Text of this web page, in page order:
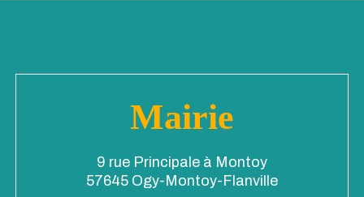
Mairie
9 rue Principale à Montoy
57645 Ogy-Montoy-Flanville